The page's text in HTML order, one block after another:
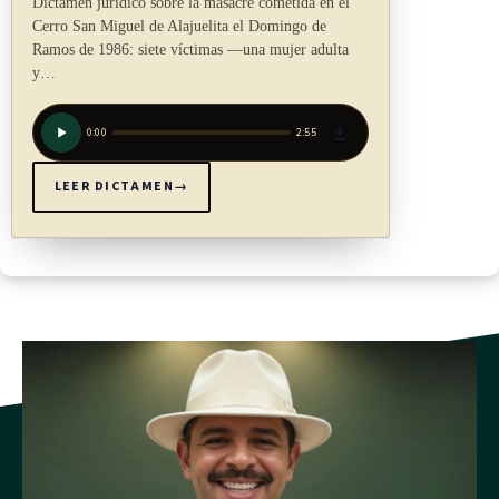
aportar certificación de un contador público autorizado e
indicará el monto de tales ingresos generados en el cantón
e) Los contribuyentes están obligados a presentar toda la
información necesaria para hacer la determinación del
accesibles desde su página web en formato digital o
tecnológica lo permita.
ARTÍCULO 7
Omisión de presentación de declaraciones juradas o
Cerro San Miguel de Alajuelita el Domingo de
Ramos de 1986: siete víctimas —una mujer adulta
y…
0:00 2:55
LEER DICTAMEN→